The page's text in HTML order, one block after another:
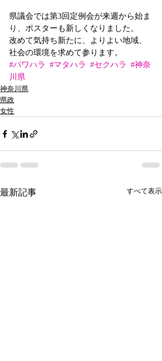
県議会では第3回定例会が来週から始ま
り、ポスターも新しくなりました。
改めて気持ち新たに、よりよい地域、
社会の環境を求めて参ります。
#パワハラ #マタハラ #セクハラ #神奈
川県
神奈川県
県政
女性
最新記事 すべて表示